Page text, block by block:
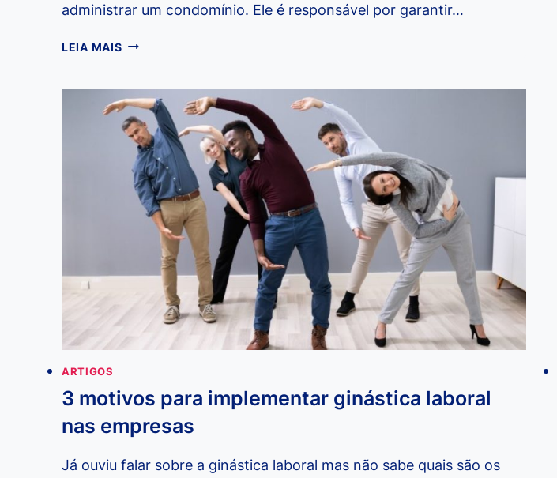
administrar um condomínio. Ele é responsável por garantir…
LEIA MAISDESCUBRA
SALÁRIO
DE
UM
SÍNDICO
PROFISSIONAL
NO
BRASIL
ARTIGOS
3 motivos para implementar ginástica laboral
nas empresas
Já ouviu falar sobre a ginástica laboral mas não sabe quais são os